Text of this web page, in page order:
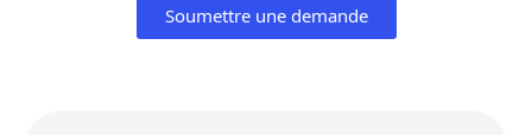
Soumettre une demande